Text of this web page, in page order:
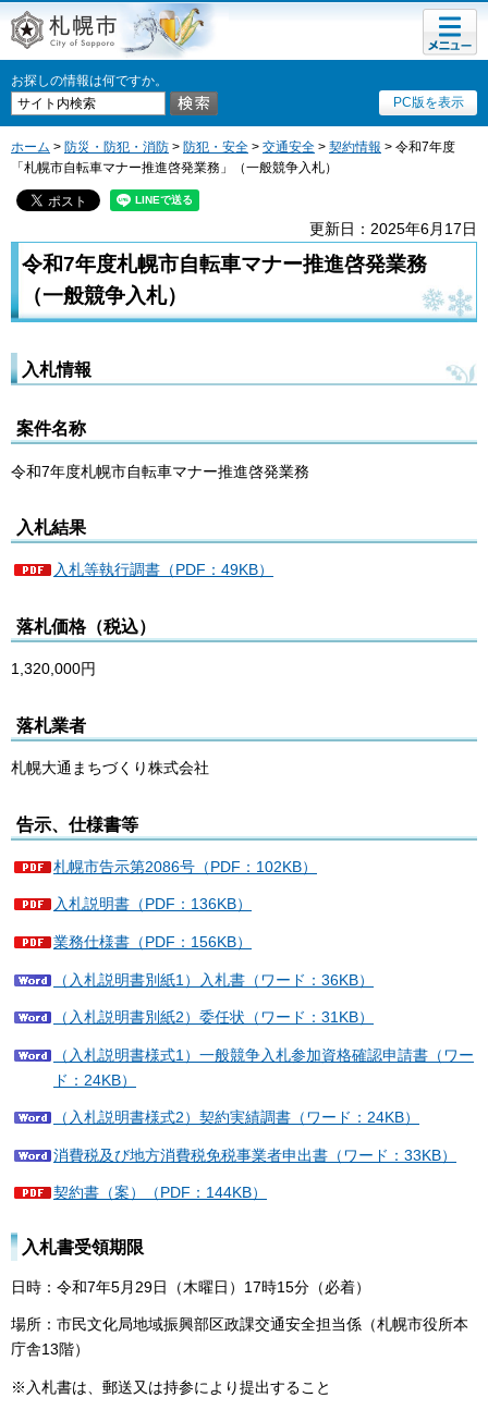
札幌市
お探しの情報は何ですか。
PC版を表示
メニュ
ー
ホーム > 防災・防犯・消防 > 防犯・安全 > 交通安全 > 契約情報 > 令和7年度
「札幌市自転車マナー推進啓発業務」（一般競争入札）
更新日：2025年6月17日
令和7年度札幌市自転車マナー推進啓発業務
（一般競争入札）
入札情報
案件名称
令和7年度札幌市自転車マナー推進啓発業務
入札結果
入札等執行調書（PDF：49KB）
落札価格（税込）
1,320,000円
落札業者
札幌大通まちづくり株式会社
告示、仕様書等
札幌市告示第2086号（PDF：102KB）
入札説明書（PDF：136KB）
業務仕様書（PDF：156KB）
（入札説明書別紙1）入札書（ワード：36KB）
（入札説明書別紙2）委任状（ワード：31KB）
（入札説明書様式1）一般競争入札参加資格確認申請書（ワー
ド：24KB）
（入札説明書様式2）契約実績調書（ワード：24KB）
消費税及び地方消費税免税事業者申出書（ワード：33KB）
契約書（案）（PDF：144KB）
入札書受領期限
日時：令和7年5月29日（木曜日）17時15分（必着）
場所：市民文化局地域振興部区政課交通安全担当係（札幌市役所本
庁舎13階）
※入札書は、郵送又は持参により提出すること